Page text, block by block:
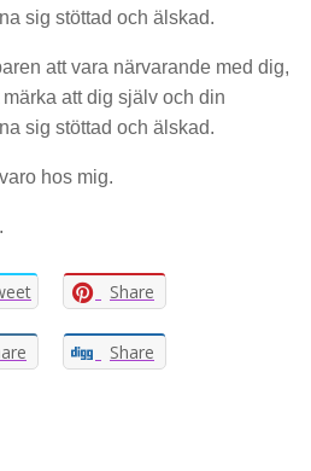
sig stöttad och älskad.
att vara närvarande med dig,
att dig själv och din
sig stöttad och älskad.
hos mig.
Share
Share